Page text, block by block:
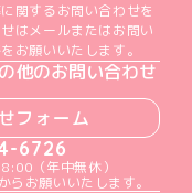
関するお問い合わせを
はメールまたはお問い
お願いいたします。
他のお問い合わせ
フォーム
6726
（年中無休）
からお願いいたします。